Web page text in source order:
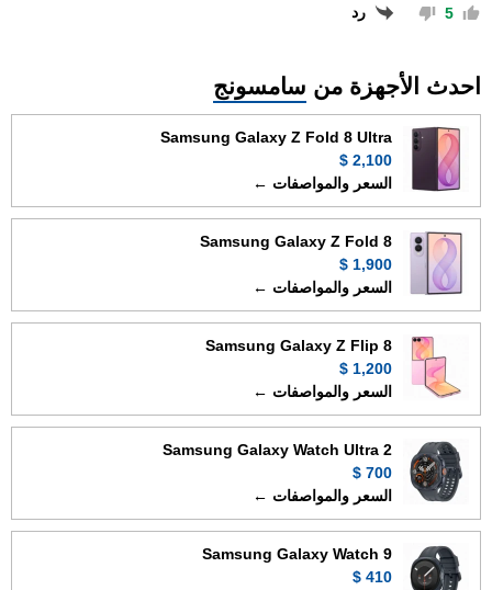
5 رد
احدث الأجهزة من سامسونج
Samsung Galaxy Z Fold 8 Ultra
2,100 $
السعر والمواصفات ←
Samsung Galaxy Z Fold 8
1,900 $
السعر والمواصفات ←
Samsung Galaxy Z Flip 8
1,200 $
السعر والمواصفات ←
Samsung Galaxy Watch Ultra 2
700 $
السعر والمواصفات ←
Samsung Galaxy Watch 9
410 $